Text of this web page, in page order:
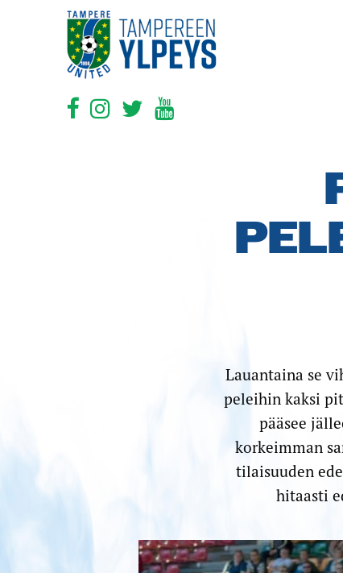
Lauantaina se
peleihin kaksi
pääsee
korkeimman
tilaisuuden
hitaasti